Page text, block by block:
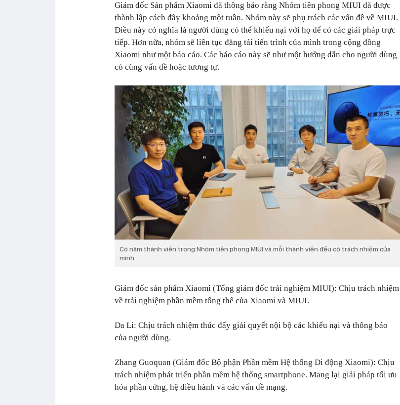
Giám đốc Sản phẩm Xiaomi đã thông báo rằng Nhóm tiên phong MIUI đã được
thành lập cách đây khoảng một tuần. Nhóm này sẽ phụ trách các vấn đề về MIUI.
Điều này có nghĩa là người dùng có thể khiếu nại với họ để có các giải pháp trực
tiếp. Hơn nữa, nhóm sẽ liên tục đăng tải tiến trình của mình trong cộng đồng
Xiaomi như một báo cáo. Các báo cáo này sẽ như một hướng dẫn cho người dùng
có cùng vấn đề hoặc tương tự.
Có năm thành viên trong Nhóm tiên phong MIUI và mỗi thành viên đều có trách nhiệm của
mình
Giám đốc sản phẩm Xiaomi (Tổng giám đốc trải nghiệm MIUI): Chịu trách nhiệm
về trải nghiệm phần mềm tổng thể của Xiaomi và MIUI.
Da Li: Chịu trách nhiệm thúc đẩy giải quyết nội bộ các khiếu nại và thông báo
của người dùng.
Zhang Guoquan (Giám đốc Bộ phận Phần mềm Hệ thống Di động Xiaomi): Chịu
trách nhiệm phát triển phần mềm hệ thống smartphone. Mang lại giải pháp tối ưu
hóa phần cứng, hệ điều hành và các vấn đề mạng.